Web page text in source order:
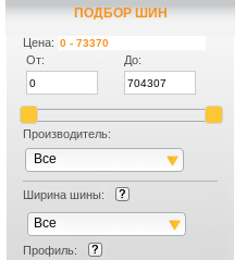
ПОДБОР ШИН
Цена:
От:
До:
Производитель:
Все
Ширина шины:
Все
Профиль: